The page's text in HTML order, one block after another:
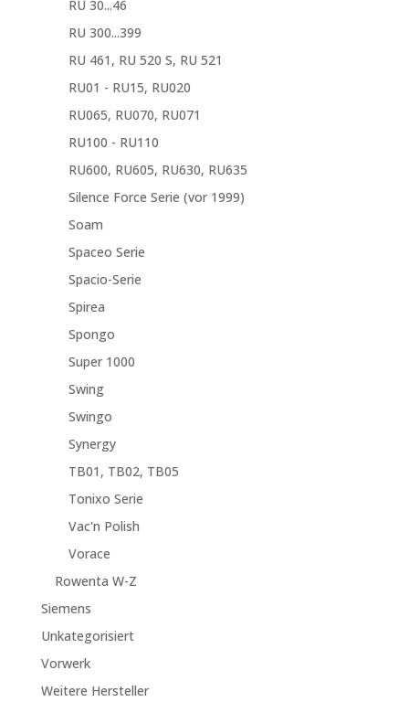
RU 30...46
RU 300...399
RU 461, RU 520 S, RU 521
RU01 - RU15, RU020
RU065, RU070, RU071
RU100 - RU110
RU600, RU605, RU630, RU635
Silence Force Serie (vor 1999)
Soam
Spaceo Serie
Spacio-Serie
Spirea
Spongo
Super 1000
Swing
Swingo
Synergy
TB01, TB02, TB05
Tonixo Serie
Vac'n Polish
Vorace
Rowenta W-Z
Siemens
Unkategorisiert
Vorwerk
Weitere Hersteller